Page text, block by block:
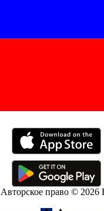
Авторское право © 2026